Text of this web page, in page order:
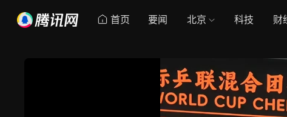
首页 要闻 北京 科技 财